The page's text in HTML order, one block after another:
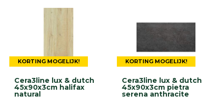
KORTING MOGELIJK!
Cera3line lux & dutch
45x90x3cm halifax
natural
KORTING MOGELIJK!
Cera3line lux & dutch
45x90x3cm pietra
serena anthracite